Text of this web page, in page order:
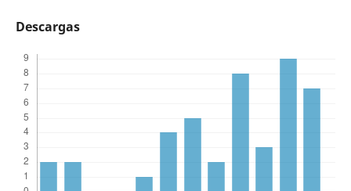
Descargas